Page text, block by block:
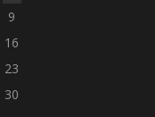
9
16
23
30